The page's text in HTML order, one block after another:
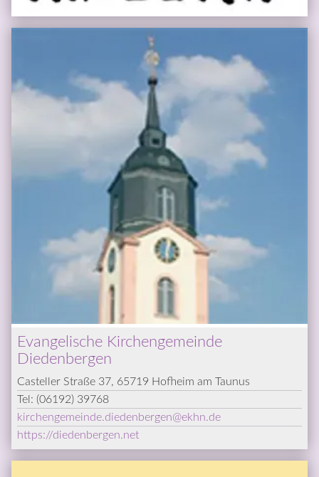
Evangelische Kirchengemeinde
Diedenbergen
Casteller Straße 37, 65719 Hofheim am Taunus
Tel: (06192) 39768
kirchengemeinde.diedenbergen@­ekhn.de
https://diedenbergen.net